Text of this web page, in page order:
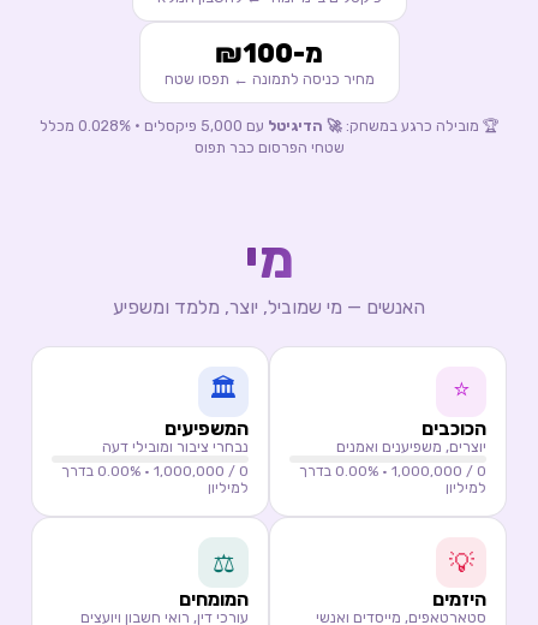
מ-₪100
מחיר כניסה לתמונה ← תפסו שטח
🏆 מובילה כרגע במשחק:🚀 הדיגיטל עם 5,000 פיקסלים · 0.028 % מכלל
שטחי הפרסום כבר תפוס
מי
האנשים — מי שמוביל, יוצר, מלמד ומשפיע
⭐
הכוכבים
יוצרים, משפיענים ואמנים
0
/ 1,000,000 ·
0.00 % בדרך
למיליון
🏛️
המשפיעים
נבחרי ציבור ומובילי דעה
0
/ 1,000,000 ·
0.00 % בדרך
למיליון
💡
היזמים
סטארטאפים, מייסדים ואנשי
⚖️
המומחים
עורכי דין, רואי חשבון ויועצים